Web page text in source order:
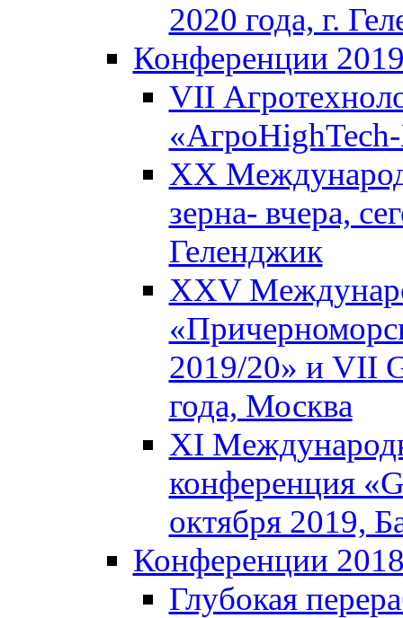
2020 года, г.
Конференции
VII
XX
зерна- вчера,
Геленджик
XXV
2019/20» и VII
года, Москва
XI
конференция
октября 2019,
Конференции
Глубокая